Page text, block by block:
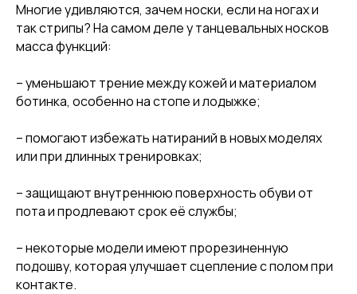
Многие удивляются, зачем носки, если на ногах и
так стрипы? На самом деле у танцевальных носков
масса функций:
– уменьшают трение между кожей и материалом
ботинка, особенно на стопе и лодыжке;
– помогают избежать натираний в новых моделях
или при длинных тренировках;
– защищают внутреннюю поверхность обуви от
пота и продлевают срок её службы;
– некоторые модели имеют прорезиненную
подошву, которая улучшает сцепление с полом при
контакте.